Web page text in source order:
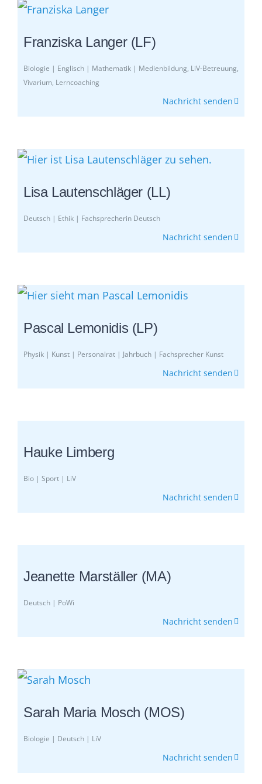
Franziska Langer (LF)
Biologie | Englisch | Mathematik | Medienbildung, LiV-Betreuung,
Vivarium, Lerncoaching
Nachricht senden
Lisa Lautenschläger (LL)
Deutsch | Ethik | Fachsprecherin Deutsch
Nachricht senden
Pascal Lemonidis (LP)
Physik | Kunst | Personalrat | Jahrbuch | Fachsprecher Kunst
Nachricht senden
Hauke Limberg
Bio | Sport | LiV
Nachricht senden
Jeanette Marställer (MA)
Deutsch | PoWi
Nachricht senden
Sarah Maria Mosch (MOS)
Biologie | Deutsch | LiV
Nachricht senden